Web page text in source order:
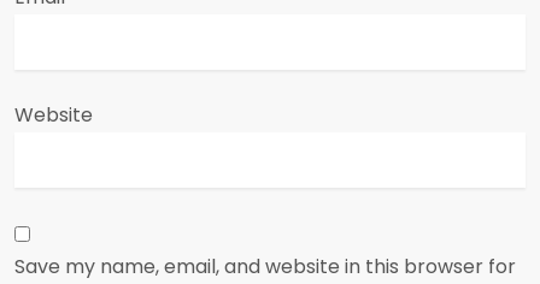
Website
Save my name, email, and website in this browser for